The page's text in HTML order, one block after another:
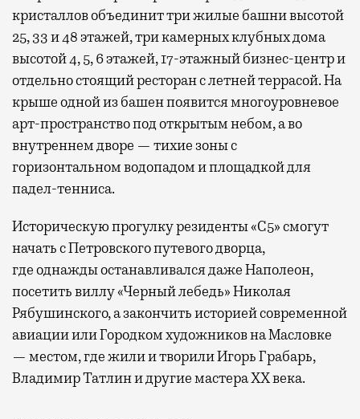
кристаллов объединит три жилые башни высотой
25, 33 и 48 этажей, три камерных клубных дома
высотой 4, 5, 6 этажей, 17-этажный бизнес-центр и
отдельно стоящий ресторан с летней террасой. На
крыше одной из башен появится многоуровневое
арт-пространство под открытым небом, а во
внутреннем дворе — тихие зоны с
горизонтальном водопадом и площадкой для
падел-тенниса.
Историческую прогулку резиденты «С5» смогут
начать с Петровского путевого дворца,
гдеоднажды останавливался даже Наполеон,
посетить виллу «Черный лебедь» Николая
Рябушинского, а закончить историей современной
авиации или Городком художников на Масловке
— местом, где жили и творили Игорь Грабарь,
Владимир Татлин и другие мастера XX века.